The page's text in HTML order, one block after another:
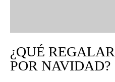
¿QUÉ
POR NAVIDAD?